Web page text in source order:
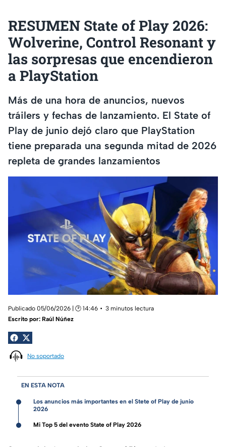
RESUMEN State of Play 2026:
Wolverine, Control Resonant y
las sorpresas que encendieron
a PlayStation
Más de una hora de anuncios, nuevos
tráilers y fechas de lanzamiento. El State of
Play de junio dejó claro que PlayStation
tiene preparada una segunda mitad de 2026
repleta de grandes lanzamientos
Publicado 05/06/2026 | 🕑 14:46
3 minutos lectura
Escrito por: Raúl Núñez
No soportado
EN ESTA NOTA
Los anuncios más importantes en el Stete of Play de junio
2026
Mi Top 5 del evento State of Play 2026